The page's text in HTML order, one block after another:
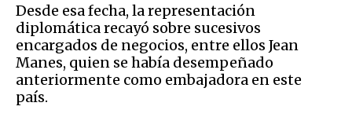
Desde esa fecha, la representación
diplomática recayó sobre sucesivos
encargados de negocios, entre ellos Jean
Manes, quien se había desempeñado
anteriormente como embajadora en este
país.